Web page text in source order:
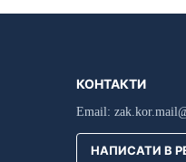
КОНТАКТИ
Email:
НАПИСАТИ В